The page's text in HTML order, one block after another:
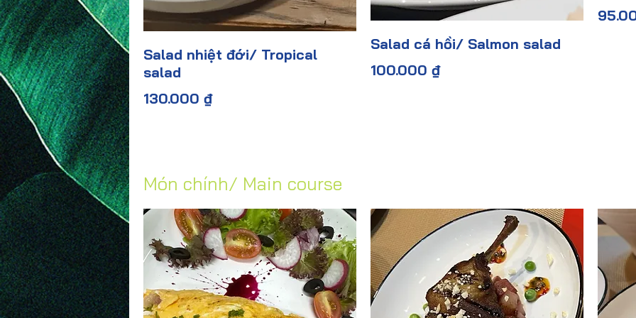
Salad nhiệt đới/ Tropical
salad
130.000 ₫
Salad cá hồi/ Salmon salad
100.000 ₫
Món chính/ Main course